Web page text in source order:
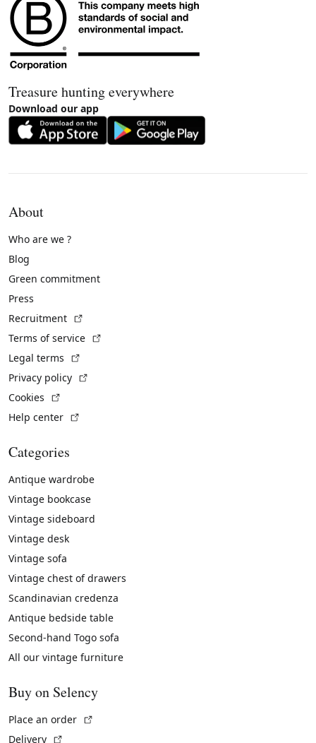
Treasure hunting everywhere
Download our app
About
Who are we ?
Blog
Green commitment
Press
Recruitment
Terms of service
Legal terms
Privacy policy
Cookies
Help center
Categories
Antique wardrobe
Vintage bookcase
Vintage sideboard
Vintage desk
Vintage sofa
Vintage chest of drawers
Scandinavian credenza
Antique bedside table
Second-hand Togo sofa
All our vintage furniture
Buy on Selency
Place an order
Delivery